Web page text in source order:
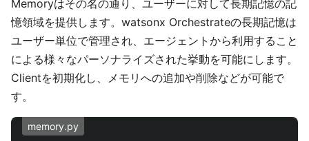
Memoryはその名の通り、ユーザーに対して長期記憶の記
憶領域を提供します。watsonx Orchestrateの長期記憶は
ユーザー単位で管理され、エージェントから利用すること
による様々なパーソナライズされた挙動を可能にします。
Clientを初期化し、メモリへの追加や削除などが可能で
す。
memory.py